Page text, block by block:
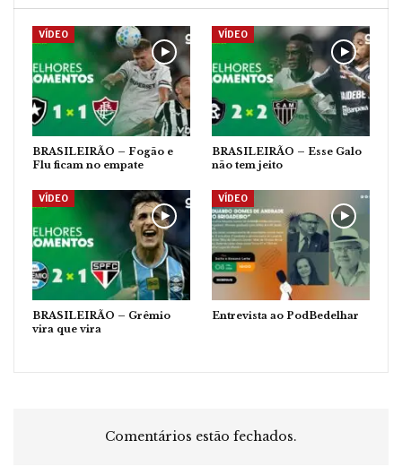
VÍDEO
BRASILEIRÃO – Fogão e
Flu ficam no empate
VÍDEO
BRASILEIRÃO – Esse Galo
não tem jeito
VÍDEO
BRASILEIRÃO – Grêmio
vira que vira
VÍDEO
Entrevista ao PodBedelhar
Comentários estão fechados.